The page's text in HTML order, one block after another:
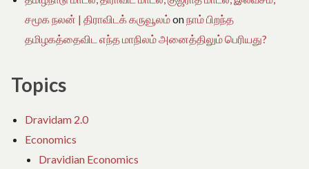
சமூக நலன் | திராவிடக் கருவூலம்onநாம் பிறந்த
தமிழகத்தைவிட எந்த மாநிலம் அனைத்திலும் பெரியது?
Topics
Dravidam 2.0
Economics
Dravidian Economics